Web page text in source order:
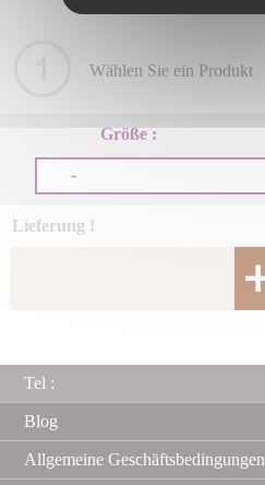
Wählen Sie ein Produkt
Größe :
-
Lieferung !
Tel :
Blog
Allgemeine Geschäftsbedingungen